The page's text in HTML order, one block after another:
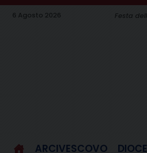
Skip
6 Agosto 2026 Festa
ARCIVESCOVO